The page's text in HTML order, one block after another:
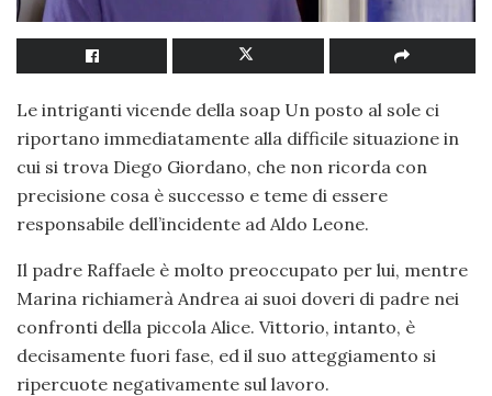
Le intriganti vicende della soap Un posto al sole ci
riportano immediatamente alla difficile situazione in
cui si trova Diego Giordano, che non ricorda con
precisione cosa è successo e teme di essere
responsabile dell’incidente ad Aldo Leone.
Il padre Raffaele è molto preoccupato per lui, mentre
Marina richiamerà Andrea ai suoi doveri di padre nei
confronti della piccola Alice. Vittorio, intanto, è
decisamente fuori fase, ed il suo atteggiamento si
ripercuote negativamente sul lavoro.